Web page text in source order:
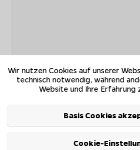
Wir nutzen Cookies auf unserer
technisch notwendig, während
Website und Ihre Erfahrung
Basis Cookies
Cookie-